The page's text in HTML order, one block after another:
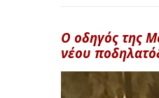
Ο οδηγός της
νέου